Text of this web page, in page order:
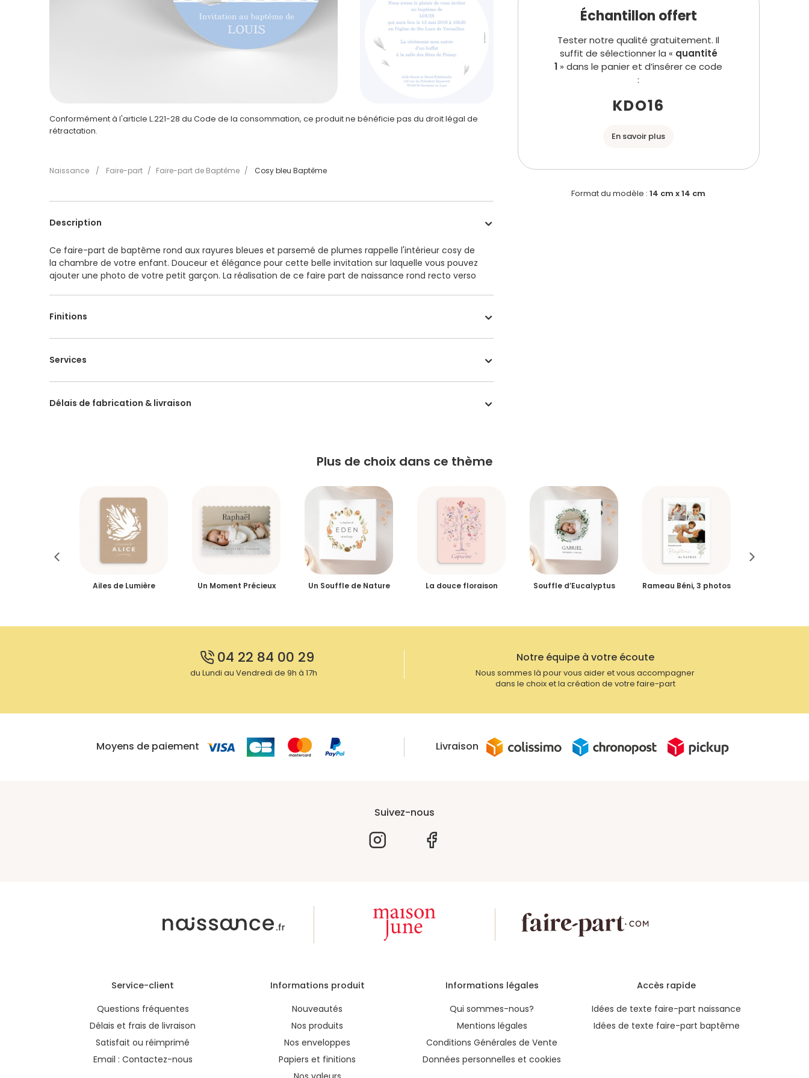
Format du modèle : 14 cm x 14 cm
Échantillon offert
Tester notre qualité gratuitement. Il
suffit de sélectionner la « quantité
1 » dans le panier et d’insérer ce code
:
KDO16
En savoir plus
Naissance / Faire-part / Faire-part de Baptême / Cosy bleu Baptême
Description
Ce faire-part de baptême rond aux rayures bleues et parsemé de plumes rappelle l'intérieur cosy de
la chambre de votre enfant. Douceur et élégance pour cette belle invitation sur laquelle vous pouvez
ajouter une photo de votre petit garçon. La réalisation de ce faire part de naissance rond recto verso
Finitions
Services
Délais de fabrication & livraison
Conformément à l'article L.221-28 du Code de la consommation, ce produit ne bénéficie pas du droit légal de
rétractation.
Plus de choix dans ce thème
Ailes de Lumière Un Moment Précieux Un Souffle de Nature La douce floraison Souffle d’Eucalyptus Rameau Béni, 3 photos
04 22 84 00 29
du Lundi au Vendredi de 9h à 17h
Notre équipe à votre écoute
Nous sommes là pour vous aider et vous accompagner
dans le choix et la création de votre faire-part
Moyens de paiement Livraison
Suivez-nous
Service-client
Questions fréquentes
Délais et frais de livraison
Satisfait ou réimprimé
Email : Contactez-nous
Informations produit
Nouveautés
Nos produits
Nos enveloppes
Papiers et finitions
Informations légales
Qui sommes-nous?
Mentions légales
Conditions Générales de Vente
Données personnelles et cookies
Accès rapide
Idées de texte faire-part naissance
Idées de texte faire-part baptême